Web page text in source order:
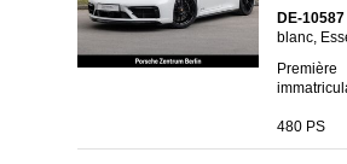
DE-
blanc,
Première
480 PS